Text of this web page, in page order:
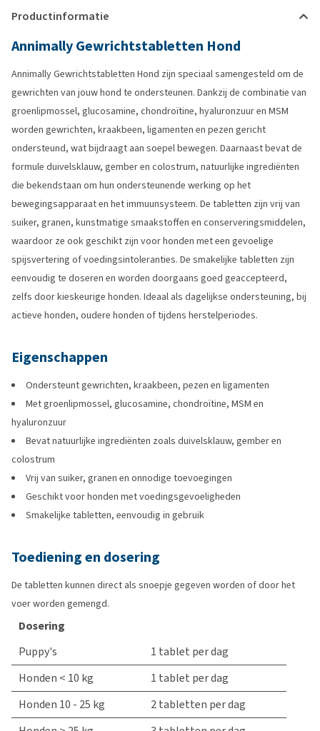
Productinformatie
Annimally Gewrichtstabletten Hond
Annimally Gewrichtstabletten Hond zijn speciaal samengesteld om de
gewrichten van jouw hond te ondersteunen. Dankzij de combinatie van
groenlipmossel, glucosamine, chondroïtine, hyaluronzuur en MSM
worden gewrichten, kraakbeen, ligamenten en pezen gericht
ondersteund, wat bijdraagt aan soepel bewegen. Daarnaast bevat de
formule duivelsklauw, gember en colostrum, natuurlijke ingrediënten
die bekendstaan om hun ondersteunende werking op het
bewegingsapparaat en het immuunsysteem. De tabletten zijn vrij van
suiker, granen, kunstmatige smaakstoffen en conserveringsmiddelen,
waardoor ze ook geschikt zijn voor honden met een gevoelige
spijsvertering of voedingsintoleranties. De smakelijke tabletten zijn
eenvoudig te doseren en worden doorgaans goed geaccepteerd,
zelfs door kieskeurige honden. Ideaal als dagelijkse ondersteuning, bij
actieve honden, oudere honden of tijdens herstelperiodes.
Eigenschappen
Ondersteunt gewrichten, kraakbeen, pezen en ligamenten
Met groenlipmossel, glucosamine, chondroïtine, MSM en
hyaluronzuur
Bevat natuurlijke ingrediënten zoals duivelsklauw, gember en
colostrum
Vrij van suiker, granen en onnodige toevoegingen
Geschikt voor honden met voedingsgevoeligheden
Smakelijke tabletten, eenvoudig in gebruik
Toediening en dosering
De tabletten kunnen direct als snoepje gegeven worden of door het
voer worden gemengd.
Dosering
Puppy's
1 tablet per dag
Honden < 10 kg
1 tablet per dag
Honden 10 - 25 kg
2 tabletten per dag